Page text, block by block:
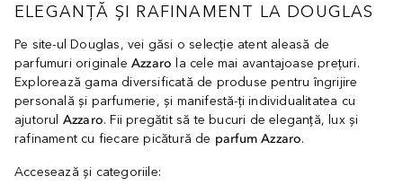
ELEGANȚĂ ȘI RAFINAMENT LA DOUGLAS
Pe site-ul Douglas, vei găsi o selecție atent aleasă de
parfumuri originale Azzaro la cele mai avantajoase prețuri.
Explorează gama diversificată de produse pentru îngrijire
personală și parfumerie, și manifestă-ți individualitatea cu
ajutorul Azzaro. Fii pregătit să te bucuri de eleganță, lux și
rafinament cu fiecare picătură de parfum Azzaro.
Accesează și categoriile: